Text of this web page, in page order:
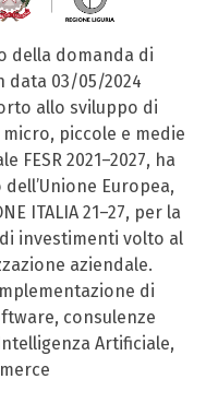
della domanda di
data 03/05/2024
allo sviluppo di
piccole e medie
FESR 2021–2027, ha
Europea,
ITALIA 21–27, per la
investimenti volto al
aziendale.
di
consulenze
Artificiale,